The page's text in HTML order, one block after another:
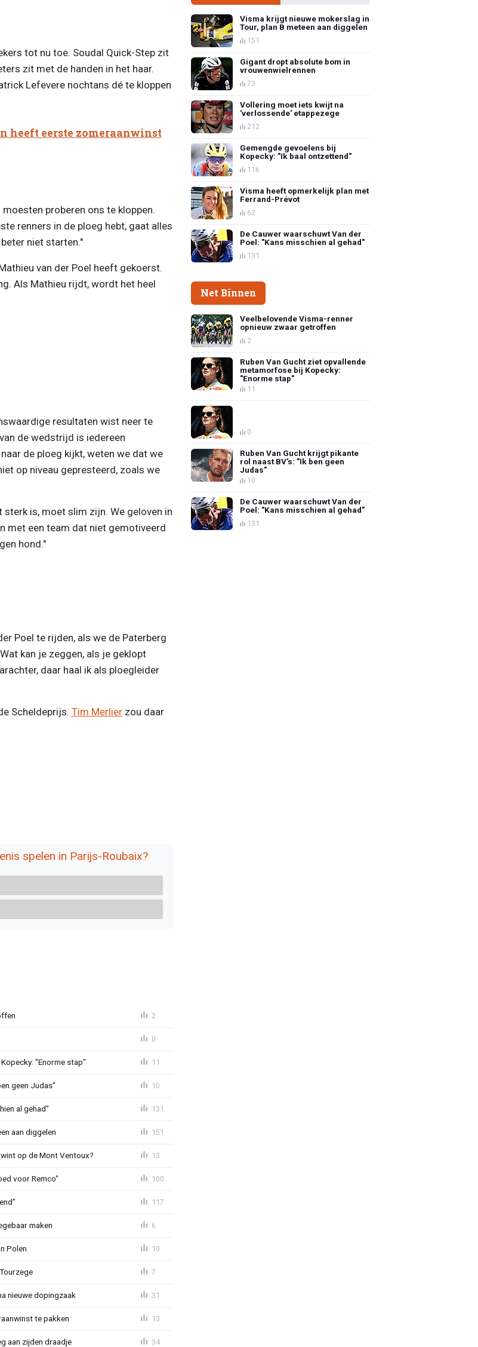
tot nu toe. Soudal Quick-Step zit
zit met de handen in het haar.
Lefevere nochtans dé te kloppen
heeft eerste zomeraanwinst
proberen ons te kloppen.
renners in de ploeg hebt, gaat alles
niet starten."
van der Poel heeft gekoerst.
Als Mathieu rijdt, wordt het heel
resultaten wist neer te
de wedstrijd is iedereen
de ploeg kijkt, weten we dat we
op niveau gepresteerd, zoals we
sterk is, moet slim zijn. We geloven in
met een team dat niet gemotiveerd
hond."
Poel te rijden, als we de Paterberg
kan je zeggen, als je geklopt
daar haal ik als ploegleider
Scheldeprijs. Tim Merlierzou daar
spelen in Parijs-Roubaix?
2
0
"Enorme stap" 11
geen Judas" 10
al gehad" 131
aan diggelen 151
op de Mont Ventoux? 13
voor Remco" 100
117
maken 6
Polen 10
7
nieuwe dopingzaak 31
te pakken 13
aan zijden draadje 34
Visma krijgt nieuwe mokerslag in
Tour, plan B meteen aan diggelen
151
Gigant dropt absolute bom in
vrouwenwielrennen
73
Vollering moet iets kwijt na
'verlossende' etappezege
212
Gemengde gevoelens bij
Kopecky: "Ik baal ontzettend"
116
Visma heeft opmerkelijk plan met
Ferrand-Prévot
62
De Cauwer waarschuwt Van der
Poel: "Kans misschien al gehad"
131
Net Binnen
Veelbelovende Visma-renner
opnieuw zwaar getroffen
2
Ruben Van Gucht ziet opvallende
metamorfose bij Kopecky:
"Enorme stap"
11
0
Ruben Van Gucht krijgt pikante
rol naast BV's: "Ik ben geen
Judas"
10
De Cauwer waarschuwt Van der
Poel: "Kans misschien al gehad"
131